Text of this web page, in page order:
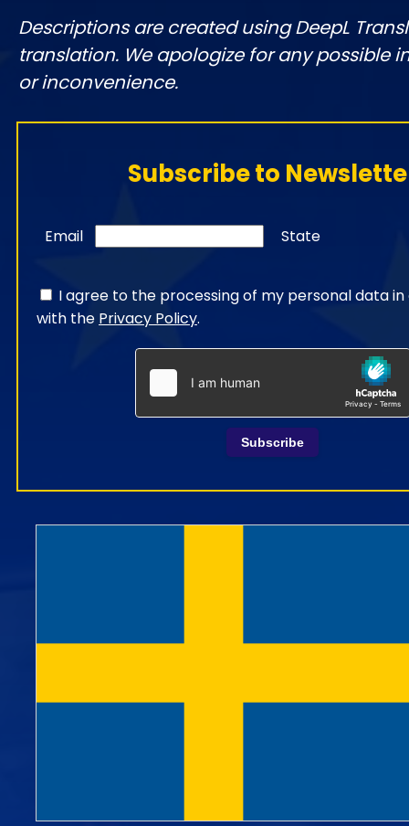
Descriptions are created using DeepL
translation. We apologize for any possible
or inconvenience.
Subscribe to
Email State
I agree to the processing of my personal data
with the Privacy Policy.
Subscribe